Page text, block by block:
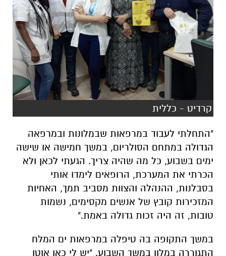
קרדיט - כללית
"התחלתי לעבוד במרפאות שבמלונות ובמרפאה
הגדולה במתחם הסולריום, במשך חמישה או שישה
ימים בשבוע, כל מה שהיה צריך. הגעתי לכאן ולא
הכרתי את המערכת, הרופאים לימדו אותי
בסבלנות, ההנהלה והצוות מסביב תמך, האחיות
המזכירות קובץ של אנשים מקסימים, נשמות
טובות, זה היה זכות גדולה באמת."
במשך התקופה בה טיפלה במרפאות ים המלח
התגוררה במלון במשך השבוע. "יש לי כאן אוטו